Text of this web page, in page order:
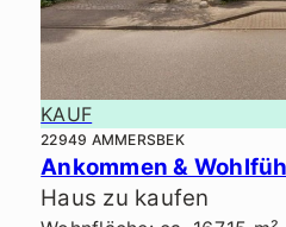
KAUF
22949 AMMERSBEK
Haus zu kaufen